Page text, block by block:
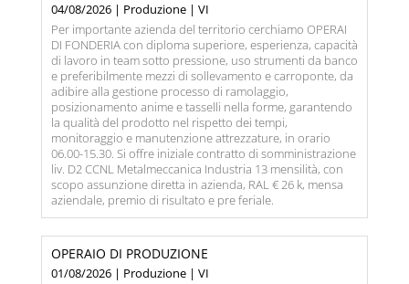
04/08/2026 | Produzione | VI
Per importante azienda del territorio cerchiamo OPERAI
DI FONDERIA con diploma superiore, esperienza, capacità
di lavoro in team sotto pressione, uso strumenti da banco
e preferibilmente mezzi di sollevamento e carroponte, da
adibire alla gestione processo di ramolaggio,
posizionamento anime e tasselli nella forme, garantendo
la qualità del prodotto nel rispetto dei tempi,
monitoraggio e manutenzione attrezzature, in orario
06.00-15.30. Si offre iniziale contratto di somministrazione
liv. D2 CCNL Metalmeccanica Industria 13 mensilità, con
scopo assunzione diretta in azienda, RAL € 26 k, mensa
aziendale, premio di risultato e pre feriale.
OPERAIO DI PRODUZIONE
01/08/2026 | Produzione | VI